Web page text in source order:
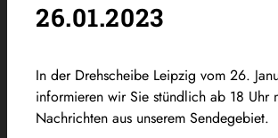
26.01.2023
In der Drehscheibe Leipzig vom 26.
informieren wir Sie stündlich ab 18 Uhr
Nachrichten aus unserem Sendegebiet.